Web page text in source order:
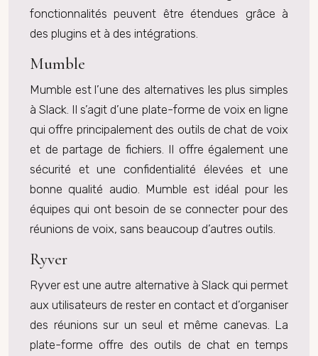
fonctionnalités peuvent être étendues grâce à
des plugins et à des intégrations.
Mumble
Mumble est l’une des alternatives les plus simples
à Slack. Il s’agit d’une plate-forme de voix en ligne
qui offre principalement des outils de chat de voix
et de partage de fichiers. Il offre également une
sécurité et une confidentialité élevées et une
bonne qualité audio. Mumble est idéal pour les
équipes qui ont besoin de se connecter pour des
réunions de voix, sans beaucoup d’autres outils.
Ryver
Ryver est une autre alternative à Slack qui permet
aux utilisateurs de rester en contact et d’organiser
des réunions sur un seul et même canevas. La
plate-forme offre des outils de chat en temps